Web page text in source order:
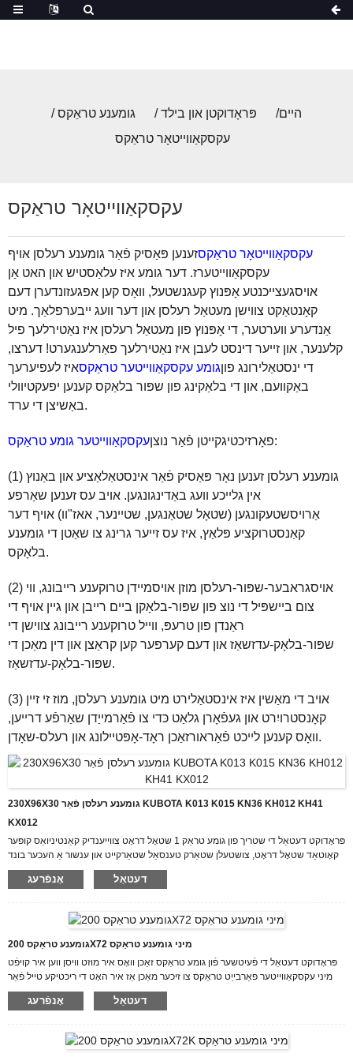
היים פּראָדוקטן און בילד
גומענע טראַקס
עקסקאַווייטאָר טראַקס
עקסקאַווייטאָר טראַקס
עקסקאַווייטאָר טראַקסזענען פּאַסיק פֿאַר גומענע רעלסן אויף
עקסקאַווייטערז. דער גומע איז עלאַסטיש און האט אַן
אויסגעצייכנטע אָפּנוץ קעגנשטעל, וואָס קען אפגעזונדערן דעם
קאָנטאַקט צווישן מעטאַל רעלסן און דער וועג ייבערפלאַך. מיט
אַנדערע ווערטער, די אָפּנוץ פון מעטאַל רעלסן איז נאַטירלעך פיל
קלענער, און זייער דינסט לעבן איז נאַטירלעך פאַרלענגערט! דערצו,
די ינסטאַלירונג פוןגומע עקסקאַווייטער טראַקסאיז לעפיערעך
באַקוועם, און די בלאַקינג פון שפּור בלאַקס קענען יפעקטיוולי
באַשיצן די ערד.
פאָרזיכטיגקייטן פֿאַר נוצןעקסקאַווייטער גומע טראַקס :
(1) גומענע רעלסן זענען נאָר פּאַסיק פֿאַר אינסטאַלאַציע און באַנוץ
אין גלייכע וועג באַדינגונגען. אויב עס זענען שאַרפע
אַרויסשטעקונגען (שטאָל שטאַנגען, שטיינער, אאז"וו) אויף דער
קאַנסטרוקציע פּלאַץ, איז עס זייער גרינג צו שאַטן די גומענע
בלאָקס.
(2) אויסגראבער-שפּור-רעלסן מוזן אויסמיידן טרוקענע רייבונג, ווי
צום ביישפּיל די נוצ פון שפּור-בלאָקן ביים רייבן און גיין אויף די
ראַנדן פון טרעפּ, ווייל טרוקענע רייבונג צווישן די
שפּור-בלאָק-עדזשאַז און דעם קערפּער קען קראַצן און דין מאַכן די
שפּור-בלאָק-עדזשאַז.
(3) אויב די מאַשין איז אינסטאַלירט מיט גומענע רעלסן, מוז זי זיין
קאָנסטרויִרט און געפֿאָרן גלאַט כּדי צו פֿאַרמייַדן שאַרפֿע דרייען,
וואָס קענען לייכט פֿאַראורזאַכן ראָד-אָפּטיילונג און רעלס-שאָדן.
230X96X30 גומענע רעלסן פֿאַר KUBOTA K013 K015 KN36 KH012 KH41
KX012
פּראָדוקט דעטאַל די שטריך פון גומע טראַק 1 שטאָל דראָט צווייענדיק קאַנטיניואַס קופּער
קאָוטאַד שטאָל דראָט, צושטעלן שטאַרק טענסאַל שטאַרקייט און ענשור אַ העכער בונד
מיט גומע. 2 גומע קאַמפּאַונד שנייַדן און טראָגן-קעגנשטעליק גומע קאַמפּאַונד 3 מעטאַל
ינסערץ איין-שטיק קראַפט דורך פאָרדזשינג, פאַרמייַדן די טראַק פון לאַטעראַל
קונה סאַטיספאַקשאַן ...
אָנפֿרעג דעטאַל
גומענע טראַקס 200X72 מיני גומענע טראַקס
פּראָדוקט דעטאַל די פֿעיִטשער פֿון גומע טראַקס זאַכן וואָס איר מוזט וויסן ווען איר קויפֿט
מיני עקסקאַווייטער פאַרבייַט טראַקס צו זיכער מאַכן אַז איר האָט די ריכטיקע טייל פֿאַר
אייער מאַשין, זאָלט איר וויסן די פֿאָלגנדיקע: די מאַרקע, יאָר און מאָדעל פֿון אייער
קאָמפּאַקט עקוויפּמענט. גרייס אָדער נומער פֿון די טראַקס וואָס איר דאַרפֿט. די גייד
פֿאַרוואָס קלייַבן אונדז ווי אַן ערפֿאַרענער טראַקטאָר גומע טראַקס פאַבריקאַנט, האָבן מיר
געוואונען דאָס צוטרוי און...
אָנפֿרעג דעטאַל